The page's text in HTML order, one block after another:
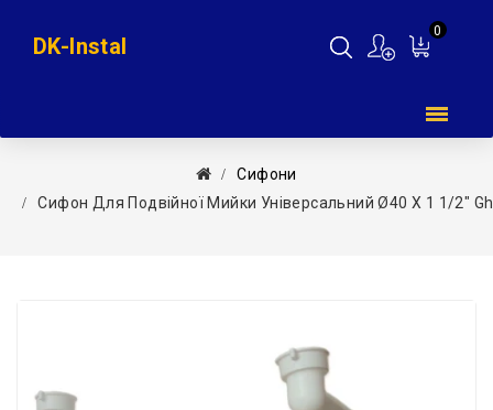
0
DK-Instal
Сифони
Сифон Для Подвійної Мийки Універсальний Ø40 X 1 1/2″